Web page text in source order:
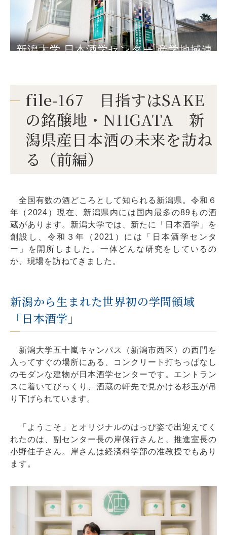
新潟大学 日本酒学センター 産学地域連
file-167 目指すはSAKE
の銘醸地・NIIGATA 新
潟県産日本酒の未来を訪ね
る（前編）
全国有数の酒どころとして知られる新潟県。令和６
年（2024）現在、新潟県内には国内最多の89もの酒
蔵があります。新潟大学では、新たに「日本酒学」を
創設し、令和３年（2021）には「日本酒学センタ
ー」を開所しました。一体どんな研究をしているの
か、現場を訪ねてきました。
新潟から生まれた世界初の学問領域
「日本酒学」
新潟大学五十嵐キャンパス（新潟市西区）の西門を
入ってすぐの場所にある、コンクリート打ちっぱなし
のモダンな建物が日本酒学センターです。エントラン
スに着いてびっくり、酒蔵の軒先で見かける杉玉が吊
り下げられています。
「ようこそ」とオリジナルのはっぴ姿で出迎えてく
れたのは、副センター長の岸保行さんと、推進室長の
小野佳子さん。岸さんは経済科学部の准教授でもあり
ます。